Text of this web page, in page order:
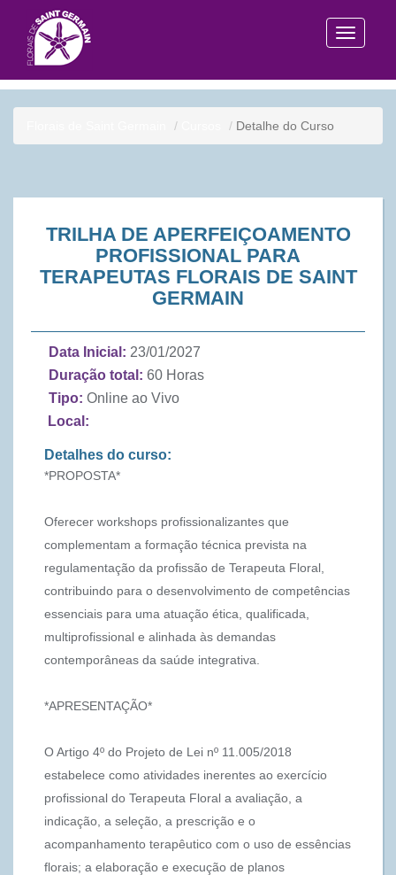
Toggle
AND cursos_lista.id_curso = 11101110
Detalhe do Curso
TRILHA DE APERFEIÇOAMENTO
PROFISSIONAL PARA
TERAPEUTAS FLORAIS DE SAINT
GERMAIN
Data Inicial: 23/01/2027
Duração total: 60 Horas
Tipo: Online ao Vivo
Local:
Detalhes do curso:
*PROPOSTA*
Oferecer workshops profissionalizantes que
complementam a formação técnica prevista na
regulamentação da profissão de Terapeuta Floral,
contribuindo para o desenvolvimento de competências
essenciais para uma atuação ética, qualificada,
multiprofissional e alinhada às demandas
contemporâneas da saúde integrativa.
*APRESENTAÇÃO*
O Artigo 4º do Projeto de Lei nº 11.005/2018
estabelece como atividades inerentes ao exercício
profissional do Terapeuta Floral a avaliação, a
indicação, a seleção, a prescrição e o
acompanhamento terapêutico com o uso de essências
florais; a elaboração e execução de planos